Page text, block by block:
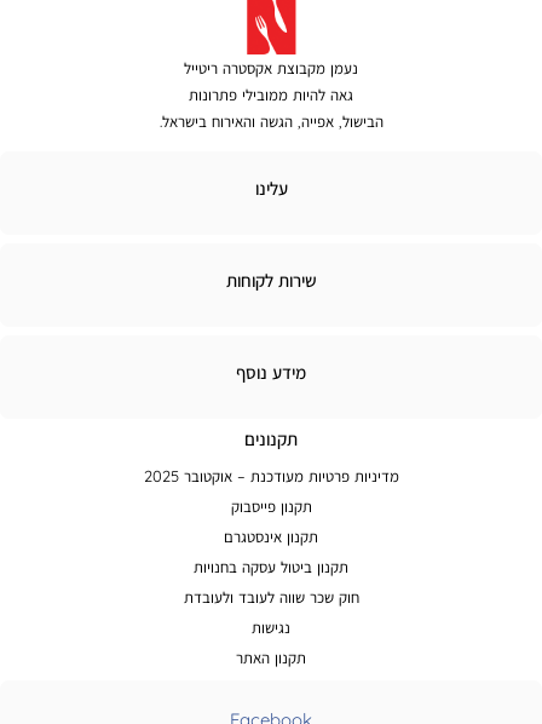
נעמן מקבוצת אקסטרה ריטייל
גאה להיות ממובילי פתרונות
הבישול, אפייה, הגשה והאירוח בישראל.
עלינו
שירות לקוחות
מידע
מידע נוסף
תקנונים
מדיניות פרטיות מעודכנת – אוקטובר 2025
תקנון פייסבוק
תקנון אינסטגרם
תקנון ביטול עסקה בחנויות
חוק שכר שווה לעובד ולעובדת
נגישות
תקנון האתר